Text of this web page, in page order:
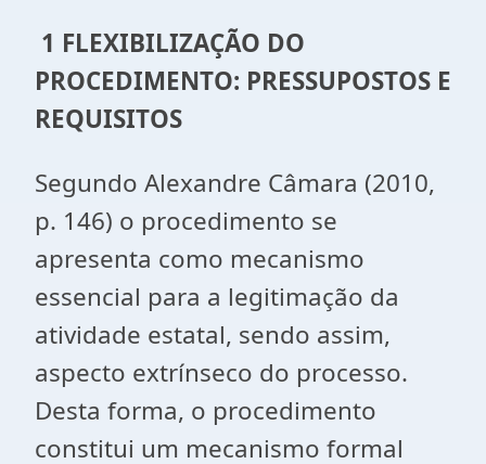
1 FLEXIBILIZAÇÃO DO
PROCEDIMENTO: PRESSUPOSTOS E
REQUISITOS
Segundo Alexandre Câmara (2010,
p. 146) o procedimento se
apresenta como mecanismo
essencial para a legitimação da
atividade estatal, sendo assim,
aspecto extrínseco do processo.
Desta forma, o procedimento
constitui um mecanismo formal